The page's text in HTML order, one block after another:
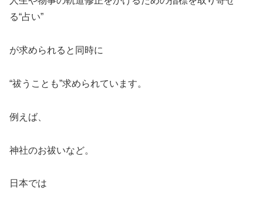
る“占い”
が求められると同時に
“祓うことも”求められています。
例えば、
神社のお祓いなど。
日本では